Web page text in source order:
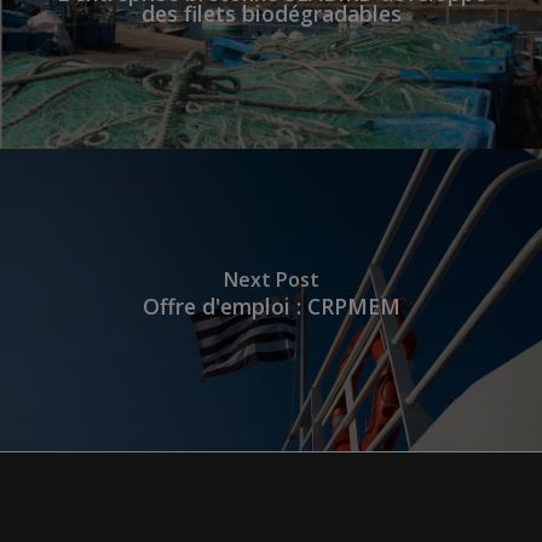
des filets biodégradables
Next Post
Offre d'emploi : CRPMEM